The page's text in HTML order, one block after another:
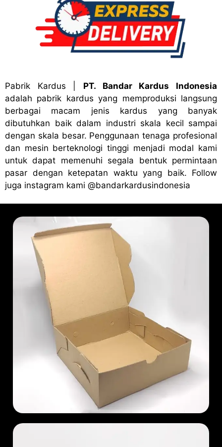
Pabrik Kardus
PT. Bandar Kardus Indonesia
adalah pabrik kardus yang memproduksi langsung
berbagai macam jenis kardus yang banyak
dibutuhkan baik dalam industri skala kecil sampai
dengan skala besar. Penggunaan tenaga profesional
dan mesin berteknologi tinggi menjadi modal kami
untuk dapat memenuhi segala bentuk permintaan
pasar dengan ketepatan waktu yang baik. Follow
juga instagram kami @bandarkardusindonesia